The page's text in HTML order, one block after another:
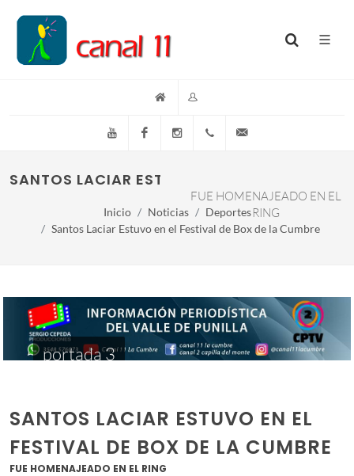
YouTube FacebookInstagram(+54)(9)3548-576073
SANTOS LACIAR ESTUVO EN EL FESTIVAL DE
FUE HOMENAJEADO EN EL
RING
Inicio Noticias
Deportes
Santos Laciar Estuvo en el Festival de Box de la Cumbre
portada 3
SANTOS LACIAR ESTUVO EN EL
FESTIVAL DE BOX DE LA CUMBRE
FUE HOMENAJEADO EN EL RING